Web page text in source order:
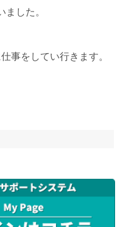
ました。
事をしてい行きます。